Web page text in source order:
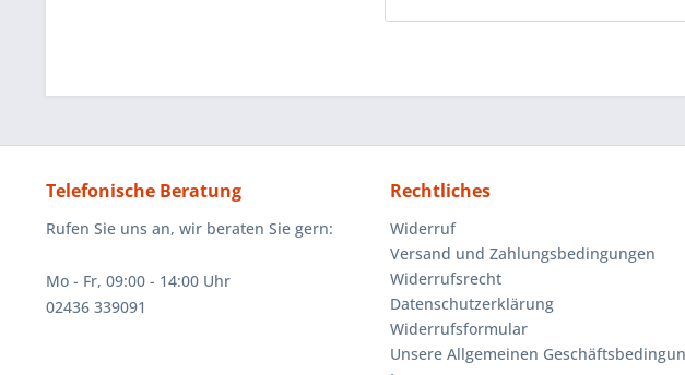
Telefonische Beratung
Rufen Sie uns an, wir beraten Sie gern:
Mo - Fr, 09:00 - 14:00 Uhr
02436 339091
Rechtliches
Widerruf
Versand und Zahlungsbedingungen
Widerrufsrecht
Datenschutzerklärung
Widerrufsformular
Unsere Allgemeinen